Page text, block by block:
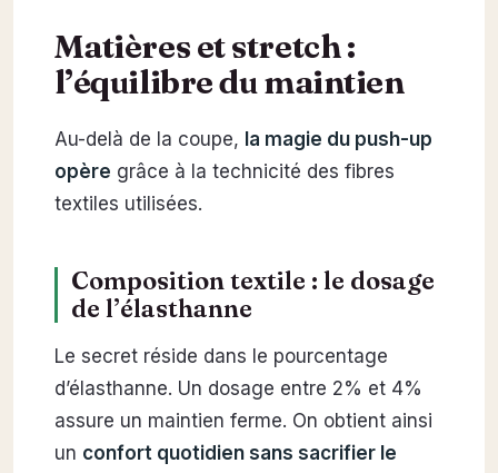
Matières et stretch :
l’équilibre du maintien
Au-delà de la coupe, la magie du push-up
opère grâce à la technicité des fibres
textiles utilisées.
Composition textile : le dosage
de l’élasthanne
Le secret réside dans le pourcentage
d’élasthanne. Un dosage entre 2% et 4%
assure un maintien ferme. On obtient ainsi
un confort quotidien sans sacrifier le